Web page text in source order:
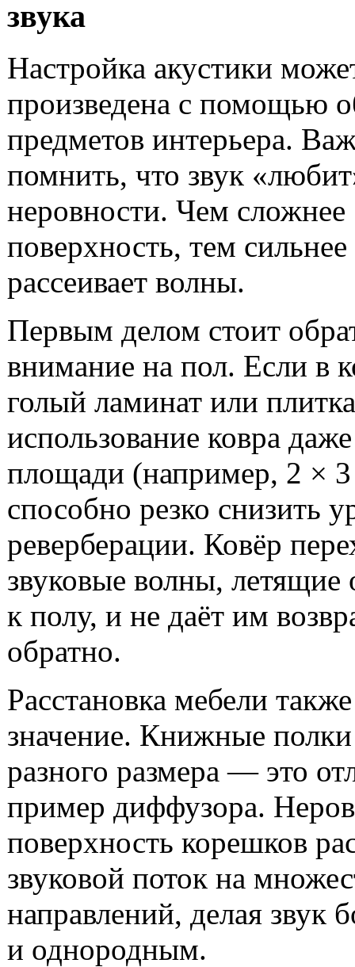
звука
Настройка акустики
произведена с помощью
предметов интерьера.
помнить, что звук
неровности. Чем сложнее
поверхность, тем
рассеивает волны.
Первым делом стоит
внимание на пол. Если в
голый ламинат или
использование ковра
площади (например, 2 ×
способно резко снизить
реверберации. Ковёр
звуковые волны, летящие
к полу, и не даёт им
обратно.
Расстановка мебели
значение. Книжные
разного размера — это
пример диффузора.
поверхность корешков
звуковой поток на
направлений, делая звук
и однородным.